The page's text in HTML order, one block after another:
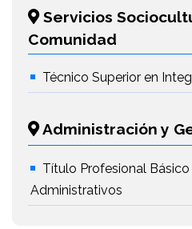
Servicios
Comunidad
Técnico Superior en
Administración y
Título Profesional Básico
Administrativos